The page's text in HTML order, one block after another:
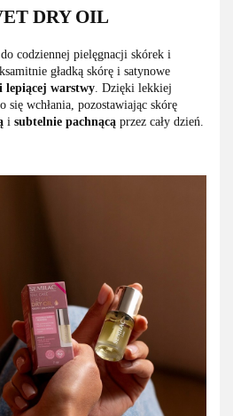
DRY OIL
codziennej pielęgnacji skórek i
gładką skórę i satynowe
lepiącej warstwy . Dzięki lekkiej
się wchłania, pozostawiając skórę
i subtelnie pachnącą przez cały dzień.